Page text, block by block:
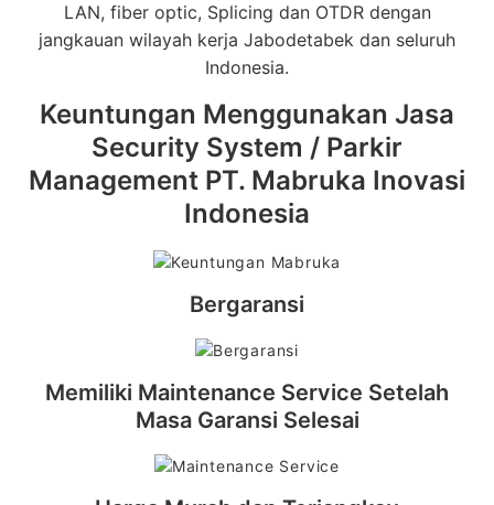
LAN, fiber optic, Splicing dan OTDR dengan
jangkauan wilayah kerja Jabodetabek dan seluruh
Indonesia.
Keuntungan Menggunakan Jasa
Security System / Parkir
Management PT. Mabruka Inovasi
Indonesia
Bergaransi
Memiliki Maintenance Service Setelah
Masa Garansi Selesai